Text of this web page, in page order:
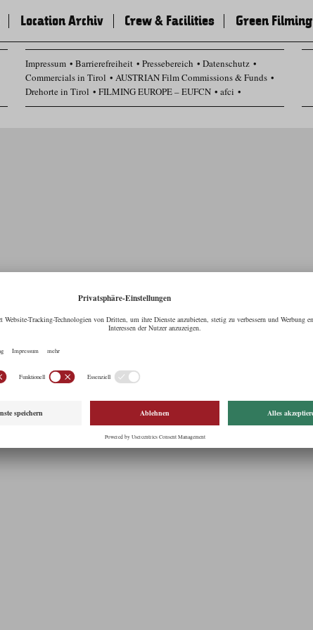
Location Archiv Crew & Facilities Green Filming
Impressum Barrierefreiheit Pressebereich
Datenschutz
Commercials in Tirol
AUSTRIAN Film Commissions & Funds
Drehorte in Tirol
FILMING EUROPE – EUFCN
afci
Datenschutz Einstellungen